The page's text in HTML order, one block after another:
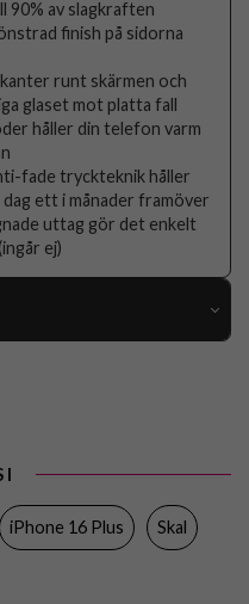
90% av slagkraften
finish på sidorna
runt skärmen och
glaset mot platta fall
håller din telefon varm
fade tryckteknik håller
dag ett i månader framöver
uttag gör det enkelt
ej)
Flerfärgad
I
iPhone 16 Plus Skal